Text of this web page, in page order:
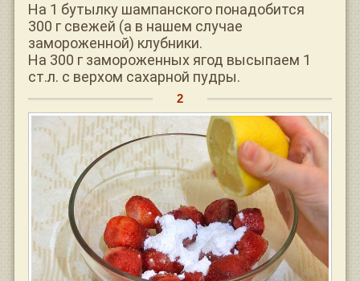
На 1 бутылку шампанского понадобится
300 г свежей (а в нашем случае
замороженной) клубники.
На 300 г замороженных ягод высыпаем 1
ст.л. с верхом сахарной пудры.